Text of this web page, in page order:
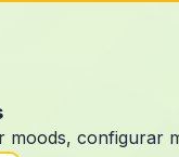
moods, configurar